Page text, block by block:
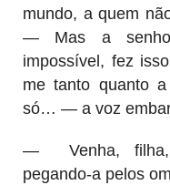
mundo, a quem
— Mas a
impossível, fez
me tanto quanto
só… — a voz
—
Venha,
pegando-a pelos